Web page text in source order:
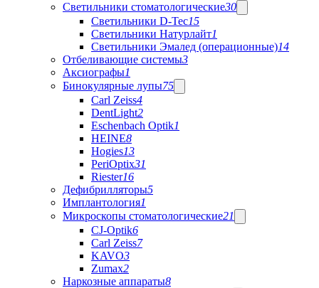
Светильники стоматологические30
Светильники D-Tec15
Светильники Натурлайт1
Светильники Эмалед (операционные)14
Отбеливающие системы3
Аксиографы1
Бинокулярные лупы75
Carl Zeiss4
DentLight2
Eschenbach Optik1
HEINE8
Hogies13
PeriOptix31
Riester16
Дефибрилляторы5
Имплантология1
Микроскопы стоматологические21
CJ-Optik6
Carl Zeiss7
KAVO3
Zumax2
Наркозные аппараты8